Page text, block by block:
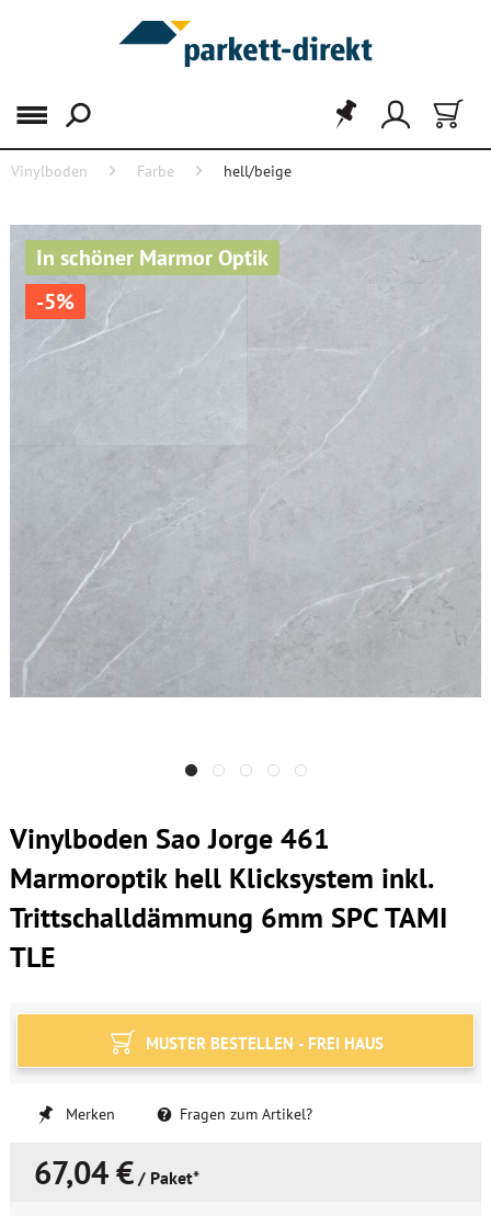
Menü
Vinylboden Farbe hell/beige
In schöner Marmor Optik
-5%
Vinylboden Sao Jorge 461
Marmoroptik hell Klicksystem inkl.
Trittschalldämmung 6mm SPC TAMI
TLE
MUSTER BESTELLEN - FREI HAUS
Merken Fragen zum Artikel?
67,04 € / Paket*